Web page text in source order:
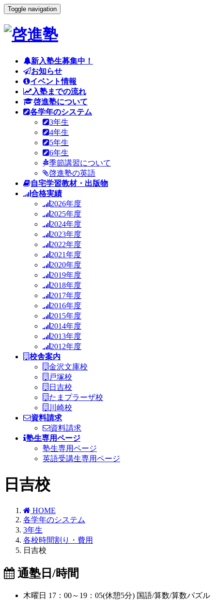
Toggle navigation
新入塾生募集中！
お知らせ
イベント情報
入塾までの流れ
啓進塾について
各学年のシステム
3年生
4年生
5年生
6年生
季節講習について
啓進塾の英語
自宅学習教材・出版物
合格実績
2026年度
2025年度
2024年度
2023年度
2022年度
2021年度
2020年度
2019年度
2018年度
2017年度
2016年度
2015年度
2014年度
2013年度
2012年度
校舎案内
金沢文庫校
戸塚校
日吉校
たまプラーザ校
川崎校
資料請求
資料請求
塾生専用ページ
塾生専用ページ
英語受講生専用ページ
日吉校
HOME
各学年のシステム
3年生
各校時間割り・費用
日吉校
通塾日/時間
木曜日 17：00～19：05(休憩5分) 国語/算数/算数パズル